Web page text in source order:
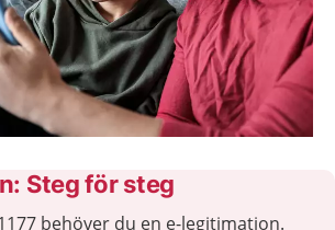
Steg för steg
behöver du en e-legitimation.